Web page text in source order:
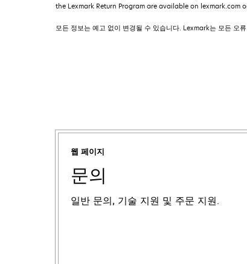
the Lexmark Return Program are available on lexmark.com
모든 정보는 예고 없이 변경될 수 있습니다. Lexmark는 모든 오
웹 페이지
문의
일반 문의, 기술 지원 및 주문 지원.